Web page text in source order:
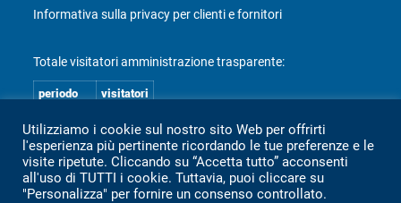
Informativa sulla privacy per clienti e fornitori
Totale visitatori amministrazione trasparente:
periodo
visitatori
anno 2024
2.097
anno 2023
1.803
anno 2022
2.373
Utilizziamo i cookie sul nostro sito Web per offrirti
l'esperienza più pertinente ricordando le tue preferenze e le
visite ripetute. Cliccando su “Accetta tutto” acconsenti
all'uso di TUTTI i cookie. Tuttavia, puoi cliccare su
"Personalizza" per fornire un consenso controllato.